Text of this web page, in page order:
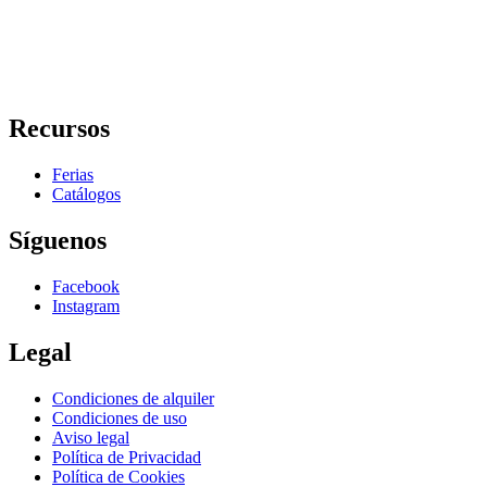
Recursos
Ferias
Catálogos
Síguenos
Facebook
Instagram
Legal
Condiciones de alquiler
Condiciones de uso
Aviso legal
Política de Privacidad
Política de Cookies